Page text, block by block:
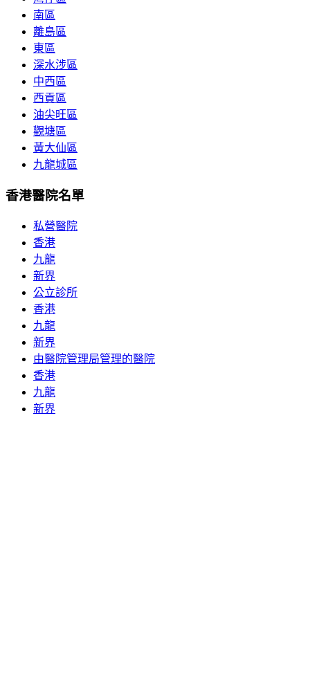
南區
離島區
東區
深水涉區
中西區
西貢區
油尖旺區
觀塘區
黃大仙區
九龍城區
香港醫院名單
私營醫院
香港
九龍
新界
公立診所
香港
九龍
新界
由醫院管理局管理的醫院
香港
九龍
新界